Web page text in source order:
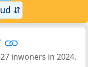
⇵
inwoners in 2024.